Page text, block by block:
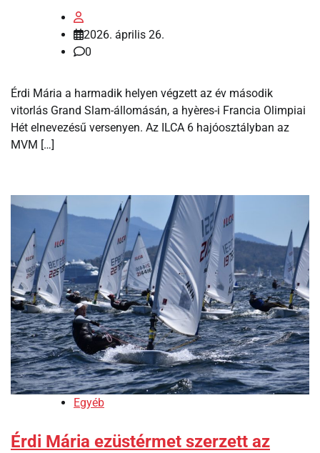
2026. április 26.
0
Érdi Mária a harmadik helyen végzett az év második
vitorlás Grand Slam-állomásán, a hyères-i Francia Olimpiai
Hét elnevezésű versenyen. Az ILCA 6 hajóosztályban az
MVM […]
Egyéb
Érdi Mária ezüstérmet szerzett az